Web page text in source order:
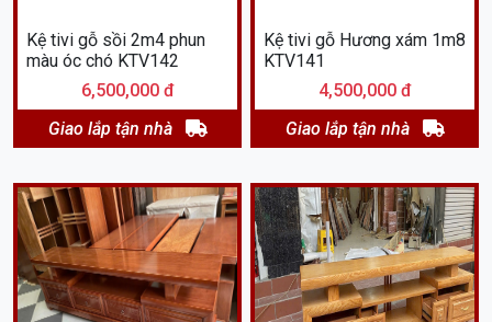
Kệ tivi gỗ sồi 2m4 phun
màu óc chó KTV142
6,500,000 đ
Giao lắp tận nhà
Kệ tivi gỗ Hương xám 1m8
KTV141
4,500,000 đ
Giao lắp tận nhà